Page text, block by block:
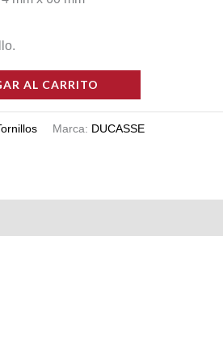
AL CARRITO
Marca: DUCASSE